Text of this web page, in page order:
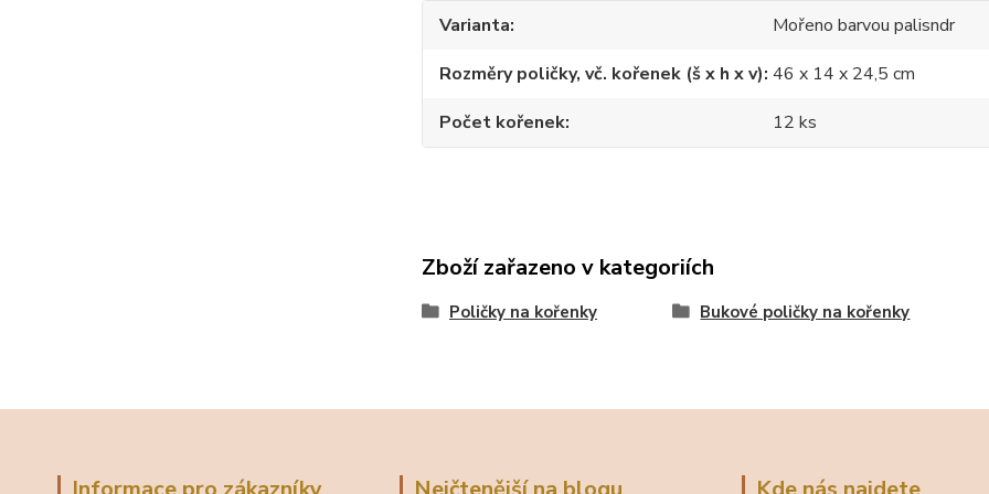
Varianta
Mořeno barvou palisndr
Rozměry poličky, vč. kořenek (š x h x v) 46 x 14 x 24,5 cm
Počet kořenek
12 ks
Zboží zařazeno v kategoriích
Poličky na kořenky Bukové poličky na kořenky